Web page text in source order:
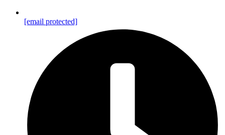
[email protected]